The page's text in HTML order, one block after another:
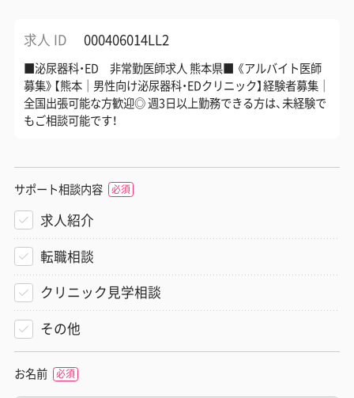
求人 ID 000406014LL2
■泌尿器科・ED 非常勤医師求人 熊本県■ 《アルバイト医師
募集》【熊本｜男性向け泌尿器科・EDクリニック】経験者募集｜
全国出張可能な方歓迎◎ 週3日以上勤務できる方は、未経験で
もご相談可能です！
サポート相談内容
求人紹介
転職相談
クリニック見学相談
その他
お名前